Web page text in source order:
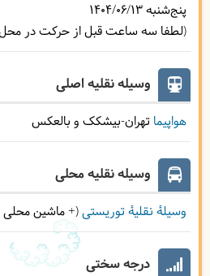
پنج‌شنبه1404/06/13
(لطفا سه ساعت قبل از حرکت در
وسیله نقلیه اصلی
هواپیما تهران-بیشکک و بالعکس
وسیله نقلیه محلی
وسیلۀ نقلیۀ توریستی(+ ماشین محلی
درجه سختی